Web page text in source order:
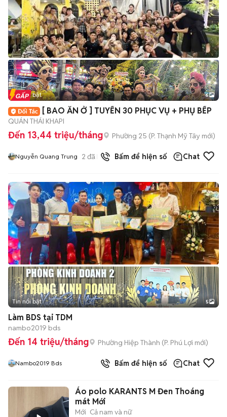
+2
Tin nổi bật 6
[ BAO ĂN Ở ] TUYỂN 30 PHỤC VỤ + PHỤ BẾP
QUÁN THÁI KHAPI
Đến 13,44 triệu/tháng Phường 25 (P. Thạnh Mỹ Tây mới)
Nguyễn Quang Trung 2 đã bán Bấm để hiện số Chat
Tin nổi bật 5
Làm BDS tại TDM
nambo2019 bds
Đến 14 triệu/tháng Phường Hiệp Thành (P. Phú Lợi mới)
Nambo2019 Bds Bấm để hiện số Chat
Áo polo KARANTS M Đen Thoáng
mát Mới
Mới Cả nam và nữ